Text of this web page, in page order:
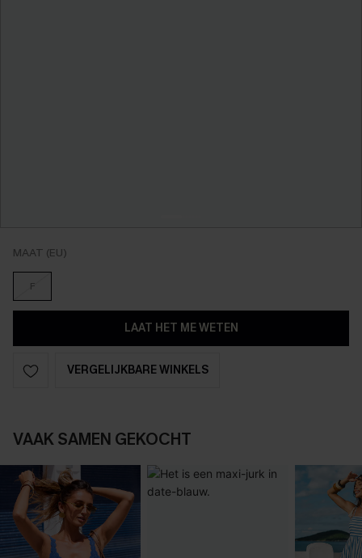
MAAT (EU)
F
LAAT HET ME WETEN
VERGELIJKBARE WINKELS
VAAK SAMEN GEKOCHT